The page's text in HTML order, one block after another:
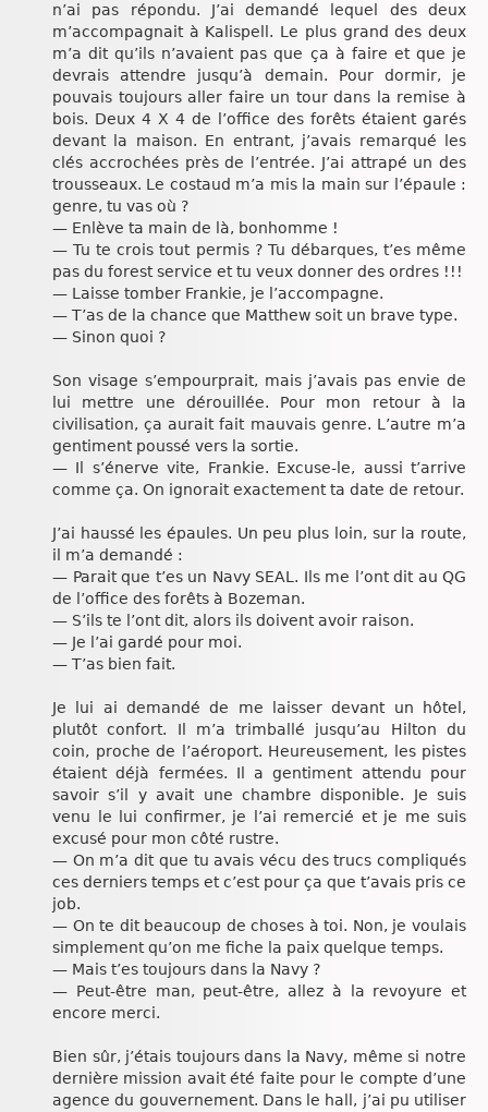
n’ai pas répondu. J’ai demandé lequel des deux
m’accompagnait à Kalispell. Le plus grand des deux
m’a dit qu’ils n’avaient pas que ça à faire et que je
devrais attendre jusqu’à demain. Pour dormir, je
pouvais toujours aller faire un tour dans la remise à
bois. Deux 4 X 4 de l’office des forêts étaient garés
devant la maison. En entrant, j’avais remarqué les
clés accrochées près de l’entrée. J’ai attrapé un des
trousseaux. Le costaud m’a mis la main sur l’épaule :
genre, tu vas où ?
— Enlève ta main de là, bonhomme !
— Tu te crois tout permis ? Tu débarques, t’es même
pas du forest service et tu veux donner des ordres !!!
— Laisse tomber Frankie, je l’accompagne.
— T’as de la chance que Matthew soit un brave type.
— Sinon quoi ?
Son visage s’empourprait, mais j’avais pas envie de
lui mettre une dérouillée. Pour mon retour à la
civilisation, ça aurait fait mauvais genre. L’autre m’a
gentiment poussé vers la sortie.
— Il s’énerve vite, Frankie. Excuse-le, aussi t’arrive
comme ça. On ignorait exactement ta date de retour.
J’ai haussé les épaules. Un peu plus loin, sur la route,
il m’a demandé :
— Parait que t’es un Navy SEAL. Ils me l’ont dit au QG
de l’office des forêts à Bozeman.
— S’ils te l’ont dit, alors ils doivent avoir raison.
— Je l’ai gardé pour moi.
— T’as bien fait.
Je lui ai demandé de me laisser devant un hôtel,
plutôt confort. Il m’a trimballé jusqu’au Hilton du
coin, proche de l’aéroport. Heureusement, les pistes
étaient déjà fermées. Il a gentiment attendu pour
savoir s’il y avait une chambre disponible. Je suis
venu le lui confirmer, je l’ai remercié et je me suis
excusé pour mon côté rustre.
— On m’a dit que tu avais vécu des trucs compliqués
ces derniers temps et c’est pour ça que t’avais pris ce
job.
— On te dit beaucoup de choses à toi. Non, je voulais
simplement qu’on me fiche la paix quelque temps.
— Mais t’es toujours dans la Navy ?
— Peut-être man, peut-être, allez à la revoyure et
encore merci.
Bien sûr, j’étais toujours dans la Navy, même si notre
dernière mission avait été faite pour le compte d’une
agence du gouvernement. Dans le hall, j’ai pu utiliser